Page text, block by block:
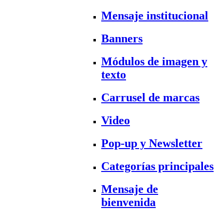
Mensaje institucional
Banners
Módulos de imagen y
texto
Carrusel de marcas
Video
Pop-up y Newsletter
Categorías principales
Mensaje de
bienvenida